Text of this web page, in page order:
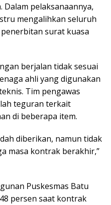
pelaksanaannya,
mengalihkan seluruh
surat kuasa
berjalan tidak sesuai
ahli yang digunakan
Tim pengawas
teguran terkait
di beberapa item.
diberikan, namun tidak
masa kontrak berakhir,”
Puskesmas Batu
persen saat kontrak